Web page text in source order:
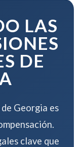
LAS
DE
Georgia es
clave que